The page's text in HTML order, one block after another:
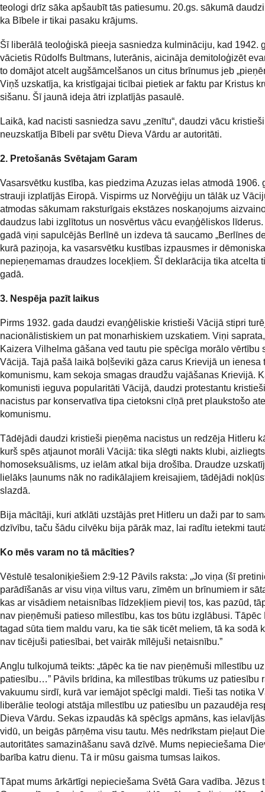
teologi drīz sāka apšaubīt tās patiesumu. 20.gs. sākumā
ka Bībele ir tikai pasaku krājums.
Šī liberālā teoloģiskā pieeja sasniedza kulmināciju, kad 1942.
vācietis Rūdolfs Bultmans, luterānis, aicināja demitoloģizēt
to domājot atcelt augšāmcelšanos un citus brīnumus jeb
Viņš uzskatīja, ka kristīgajai ticībai pietiek ar faktu par Kristus
sišanu. Šī jaunā ideja ātri izplatījās pasaulē.
Laikā, kad nacisti sasniedza savu „zenītu“, daudzi vācu
neuzskatīja Bībeli par svētu Dieva Vārdu ar autoritāti.
2. Pretošanās Svētajam Garam
Vasarsvētku kustība, kas piedzima Azuzas ielas atmodā 1906.
strauji izplatījās Eiropā. Vispirms uz Norvēģiju un tālāk uz
atmodas sākumam raksturīgais ekstāzes noskaņojums
daudzus labi izglītotus un nosvērtus vācu evaņģēliskos
gadā viņi sapulcējās Berlīnē un izdeva tā saucamo „Berlīnes
kurā paziņoja, ka vasarsvētku kustības izpausmes ir
nepieņemamas draudzes locekļiem. Šī deklarācija tika atcelta
gadā.
3. Nespēja pazīt laikus
Pirms 1932. gada daudzi evaņģēliskie kristieši Vācijā stipri
nacionālistiskiem un pat monarhiskiem uzskatiem. Viņi
Kaizera Vilhelma gāšana ved tautu pie spēcīga morālo vērtību
Vācijā. Tajā pašā laikā boļševiki gāza carus Krievijā un ienesa
komunismu, kam sekoja smagas draudžu vajāšanas Krievijā.
komunisti ieguva popularitāti Vācijā, daudzi protestantu
nacistus par konservatīva tipa cietoksni cīņā pret plaukstošo
komunismu.
Tādējādi daudzi kristieši pieņēma nacistus un redzēja Hitleru
kurš spēs atjaunot morāli Vācijā: tika slēgti nakts klubi, aizliegts
homoseksuālisms, uz ielām atkal bija drošība. Draudze
lielāks ļaunums nāk no radikālajiem kreisajiem, tādējādi
slazdā.
Bija mācītāji, kuri atklāti uzstājās pret Hitleru un daži par to
dzīvību, taču šādu cilvēku bija pārāk maz, lai radītu ietekmi
Ko mēs varam no tā mācīties?
Vēstulē tesaloniķiešiem 2:9-12 Pāvils raksta: „Jo viņa (šī
parādīšanās ar visu viņa viltus varu, zīmēm un brīnumiem ir
kas ar visādiem netaisnības līdzekļiem pieviļ tos, kas pazūd,
nav pieņēmuši patieso mīlestību, kas tos būtu izglābusi. Tāpēc
tagad sūta tiem maldu varu, ka tie sāk ticēt meliem, tā ka sodā
nav ticējuši patiesībai, bet vairāk mīlējuši netaisnību.”
Angļu tulkojumā teikts: „tāpēc ka tie nav pieņēmuši mīlestību uz
patiesību…” Pāvils brīdina, ka mīlestības trūkums uz patiesību
vakuumu sirdī, kurā var iemājot spēcīgi maldi. Tieši tas notika
liberālie teologi atstāja mīlestību uz patiesību un pazaudēja
Dieva Vārdu. Sekas izpaudās kā spēcīgs apmāns, kas
vidū, un beigās pārņēma visu tautu. Mēs nedrīkstam pieļaut
autoritātes samazināšanu savā dzīvē. Mums nepieciešama
barība katru dienu. Tā ir mūsu gaisma tumsas laikos.
Tāpat mums ārkārtīgi nepieciešama Svētā Gara vadība. Jēzus